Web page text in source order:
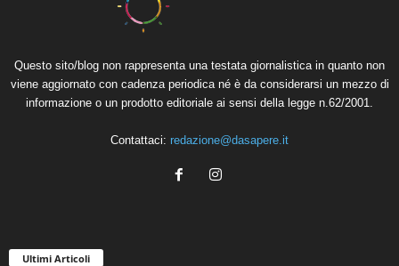
Questo sito/blog non rappresenta una testata giornalistica in quanto non
viene aggiornato con cadenza periodica né è da considerarsi un mezzo di
informazione o un prodotto editoriale ai sensi della legge n.62/2001.
Contattaci: redazione@dasapere.it
Ultimi Articoli